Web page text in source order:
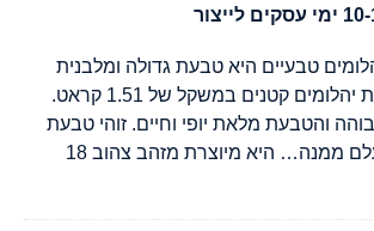
טבעיים היא טבעת גדולה ומלבנית
המשובצת בעשרות יהלומים קטנים במשקל של 1.51 קראט.
והטבעת מלאת יופי וחיים. זוהי טבעת
שיהיה קשה להתעלם ממנה… היא מיוצרת מזהב צהוב 18